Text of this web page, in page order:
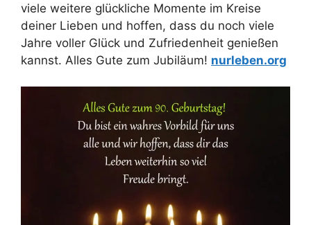
viele weitere glückliche Momente im Kreise
deiner Lieben und hoffen, dass du noch viele
Jahre voller Glück und Zufriedenheit genießen
kannst. Alles Gute zum Jubiläum! nurleben.org